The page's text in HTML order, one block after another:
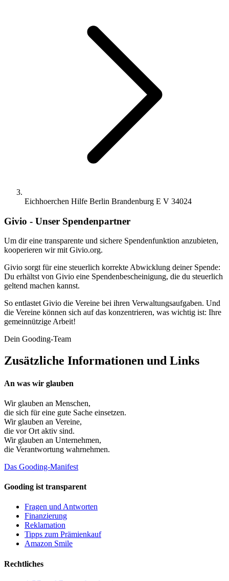
Eichhoerchen Hilfe Berlin Brandenburg E V 34024
Givio - Unser Spendenpartner
Um dir eine transparente und sichere Spendenfunktion anzubieten,
kooperieren wir mit Givio.org.
Givio sorgt für eine steuerlich korrekte Abwicklung deiner Spende:
Du erhältst von Givio eine Spendenbescheinigung, die du steuerlich
geltend machen kannst.
So entlastet Givio die Vereine bei ihren Verwaltungsaufgaben. Und
die Vereine können sich auf das konzentrieren, was wichtig ist: Ihre
gemeinnützige Arbeit!
Dein Gooding-Team
Zusätzliche Informationen und Links
An was wir glauben
Wir glauben an Menschen,
die sich für eine gute Sache einsetzen.
Wir glauben an Vereine,
die vor Ort aktiv sind.
Wir glauben an Unternehmen,
die Verantwortung wahrnehmen.
Das Gooding-Manifest
Gooding ist transparent
Fragen und Antworten
Finanzierung
Reklamation
Tipps zum Prämienkauf
Amazon Smile
Rechtliches